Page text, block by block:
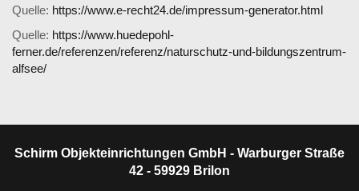
Quelle: https://www.e-recht24.de/impressum-generator.html
Quelle: https://www.huedepohl-
ferner.de/referenzen/referenz/naturschutz-und-bildungszentrum-
alfsee/
Schirm Objekteinrichtungen GmbH - Warburger Straße
42 - 59929 Brilon